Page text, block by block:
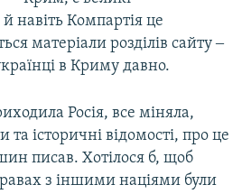
навіть Компартія це
матеріали розділів сайту ‒
в Криму давно.
Росія, все міняла,
історичні відомості, про це
писав. Хотілося б, щоб
з іншими націями були